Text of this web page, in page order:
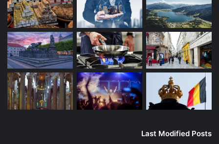
Last Modified Posts